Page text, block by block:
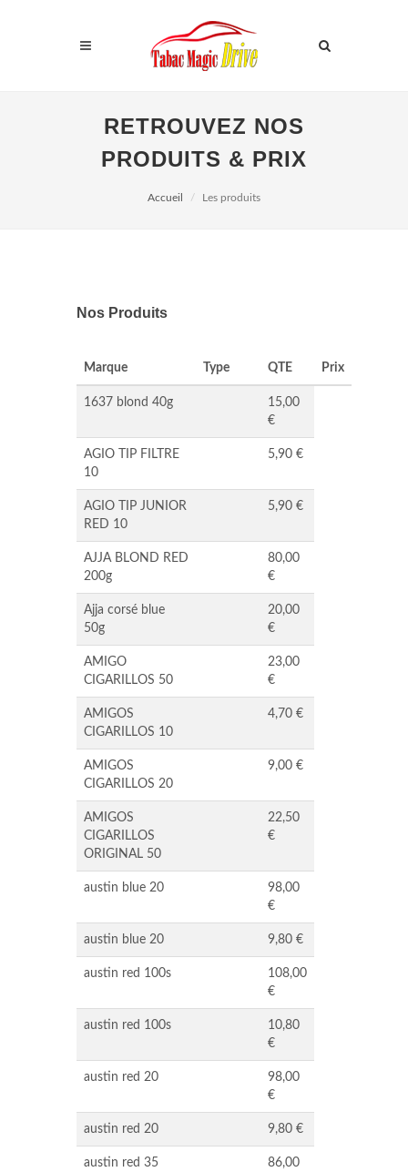
RETROUVEZ NOS
PRODUITS & PRIX
Accueil Les produits
Nos Produits
Marque Type QTE Prix
1637 blond 40g
15,00
€
AGIO TIP FILTRE
10
5,90 €
AGIO TIP JUNIOR
RED 10
5,90 €
AJJA BLOND RED
200g
80,00
€
Ajja corsé blue
50g
20,00
€
AMIGO
CIGARILLOS 50
23,00
€
AMIGOS
CIGARILLOS 10
4,70 €
AMIGOS
CIGARILLOS 20
9,00 €
AMIGOS
CIGARILLOS
ORIGINAL 50
22,50
€
austin blue 20
98,00
€
austin blue 20 9,80 €
austin red 100s
108,00
€
austin red 100s
10,80
€
austin red 20
98,00
€
austin red 20 9,80 €
austin red 35
86,00